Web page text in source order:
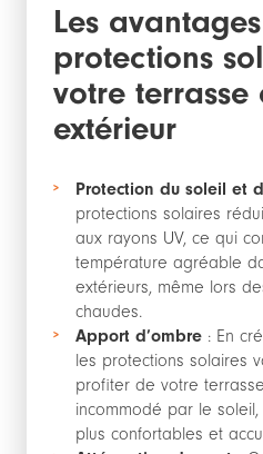
Les
protections
votre terrasse
extérieur
Protection du soleil et
protections solaires
aux rayons UV, ce qui
température agréable
extérieurs, même lors
chaudes.
Apport d’ombre : En
les protections solaires
profiter de votre
incommodé par le
plus confortables et